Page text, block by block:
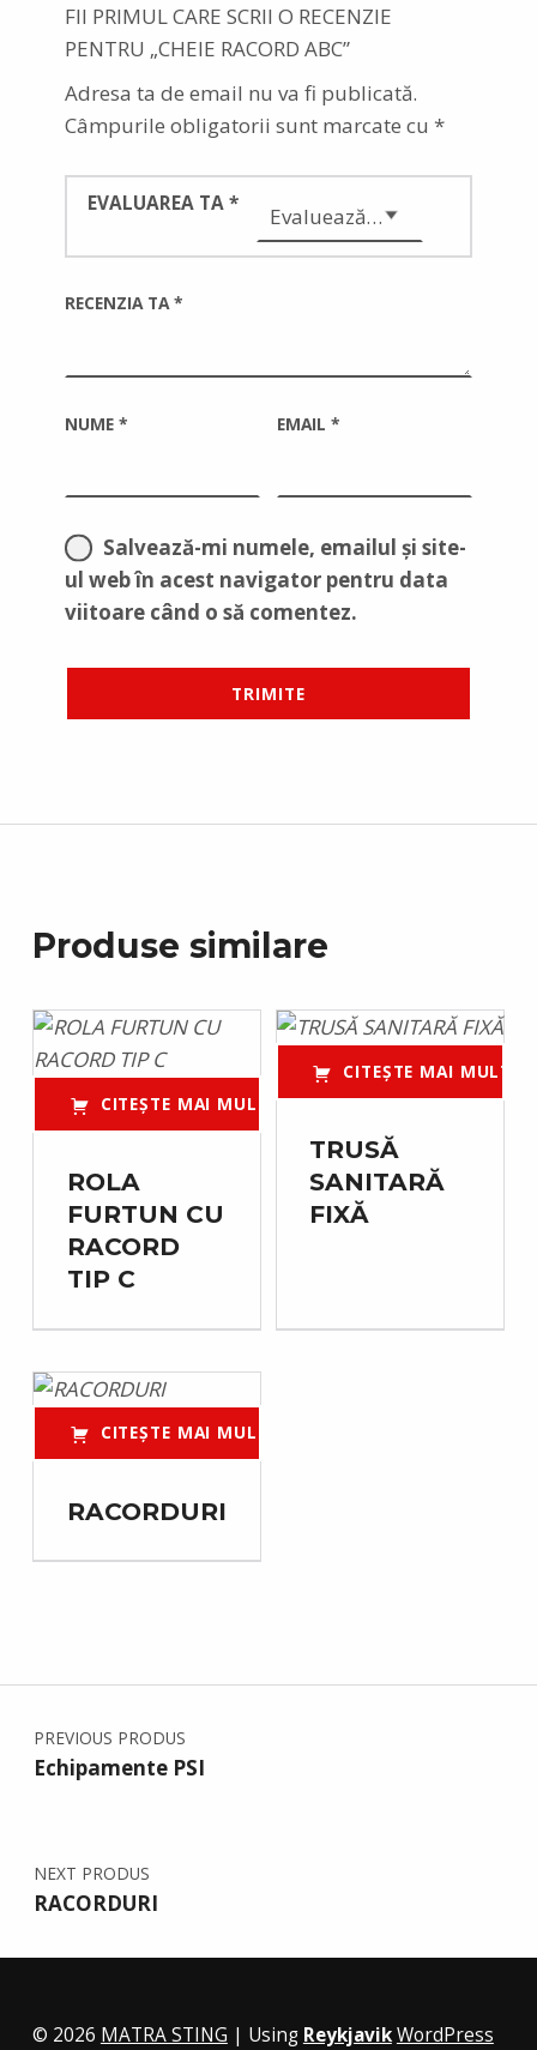
FII PRIMUL CARE SCRII O RECENZIE
PENTRU „CHEIE RACORD ABC”
Adresa ta de email nu va fi publicată.
Câmpurile obligatorii sunt marcate cu *
EVALUAREA TA*
RECENZIA TA*
NUME * EMAIL *
Salvează-mi numele, emailul și site-
ul web în acest navigator pentru data
viitoare când o să comentez.
Produse similare
CITEȘTE MAI MULT
ROLA
FURTUN CU
RACORD
TIP C
CITEȘTE MAI MULT
TRUSĂ
SANITARĂ
FIXĂ
CITEȘTE MAI MULT
RACORDURI
PREVIOUS PRODUS
Echipamente PSI
NEXT PRODUS
RACORDURI
© 2026 MATRA STING | Using ReykjavikWordPress